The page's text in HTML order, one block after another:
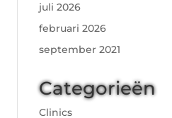
juli 2026
februari 2026
september 2021
Categorieën
Clinics